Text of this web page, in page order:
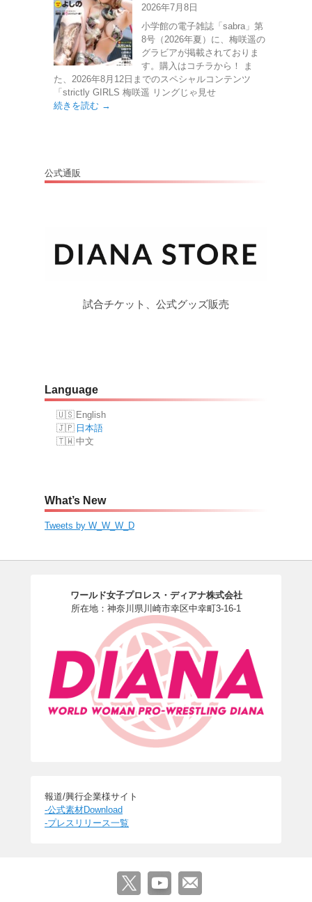
2026年7月8日
小学館の電子雑誌「sabra」第
8号（2026年夏）に、梅咲遥の
グラビアが掲載されておりま
す。購入はコチラから！ ま
た、2026年8月12日までのスペシャルコンテンツ
「strictly GIRLS 梅咲遥 リングじゃ見せ
続きを読む →
公式通販
試合チケット、公式グッズ販売
Language
English
日本語
中文
What’s New
Tweets by W_W_W_D
ワールド女子プロレス・ディアナ株式会社
所在地：神奈川県川崎市幸区中幸町3-16-1
報道/興行企業様サイト
-公式素材Download
-プレスリリース一覧